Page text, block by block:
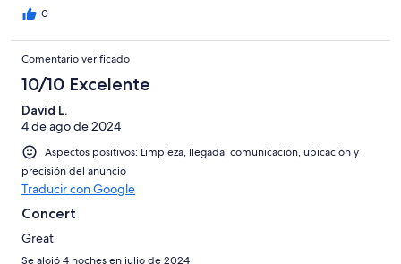
0
Comentario verificado
10/10 Excelente
David L.
4 de ago de 2024
Aspectos positivos: Limpieza, llegada, comunicación, ubicación y
precisión del anuncio
Traducir con Google
Concert
Great
Se alojó 4 noches en julio de 2024